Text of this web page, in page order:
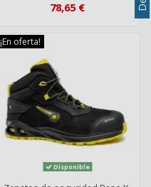
78,65 €
¡En oferta!
Disponible